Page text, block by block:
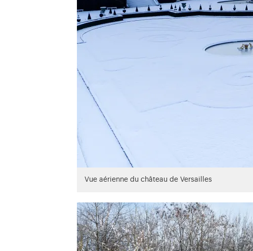
Vue aérienne du château de Versailles